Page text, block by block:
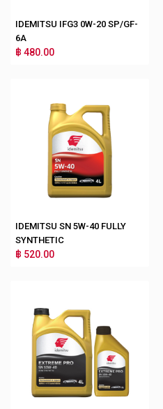
IDEMITSU IFG3 0W-20 SP/GF-
6A
฿ 480.00
IDEMITSU SN 5W-40 FULLY
SYNTHETIC
฿ 520.00